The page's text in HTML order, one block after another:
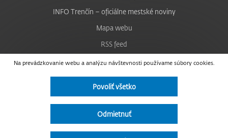
Na prevádzkovanie webu a analýzu návštevnosti používame súbory cookies.
Povoliť všetko
Odmietnuť
INFO Trenčín – oficiálne mestské noviny
Mapa webu
RSS feed
Nastavenie cookies
Facebook
Instagram
Vyhlásenie o prístupnosti